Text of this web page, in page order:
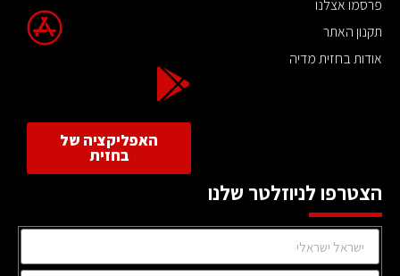
פרסמו אצלנו
תקנון האתר
אודות בחזית מדיה
האפליקציה של
בחזית
הצטרפו לניוזלטר שלנו